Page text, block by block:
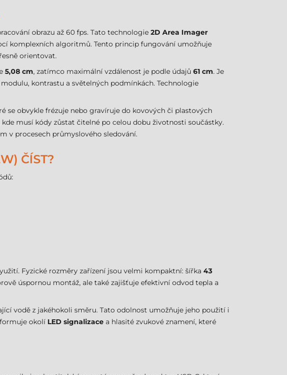
obrazu až 60 fps. Tato technologie 2D Area Imager
komplexních algoritmů. Tento princip fungování umožňuje
orientovat.
5,08 cm, zatímco maximální vzdálenost je podle údajů 61 cm. Je
kontrastu a světelných podmínkách. Technologie
se obvykle frézuje nebo gravíruje do kovových či plastových
musí kódy zůstat čitelné po celou dobu životnosti součástky.
v procesech průmyslového sledování.
ČÍST?
Fyzické rozměry zařízení jsou velmi kompaktní: šířka 43
úspornou montáž, ale také zajišťuje efektivní odvod tepla a
vodě z jakéhokoli směru. Tato odolnost umožňuje jeho použití i
okolí LED signalizace a hlasité zvukové znamení, které